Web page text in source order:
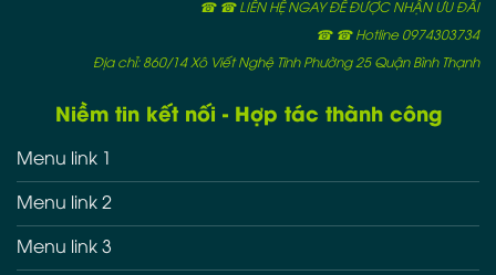
☎ ☎ LIÊN HỆ NGAY ĐỂ ĐƯỢC NHẬN ƯU ĐÃI
☎ ☎ Hotline 0974303734
Địa chỉ: 860/14 Xô Viết Nghệ Tĩnh Phường 25 Quận Bình Thạnh
Niềm tin kết nối - Hợp tác thành công
Menu link 1
Menu link 2
Menu link 3